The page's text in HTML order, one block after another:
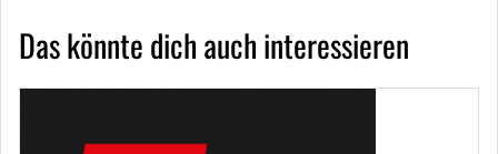
Das könnte dich auch interessieren